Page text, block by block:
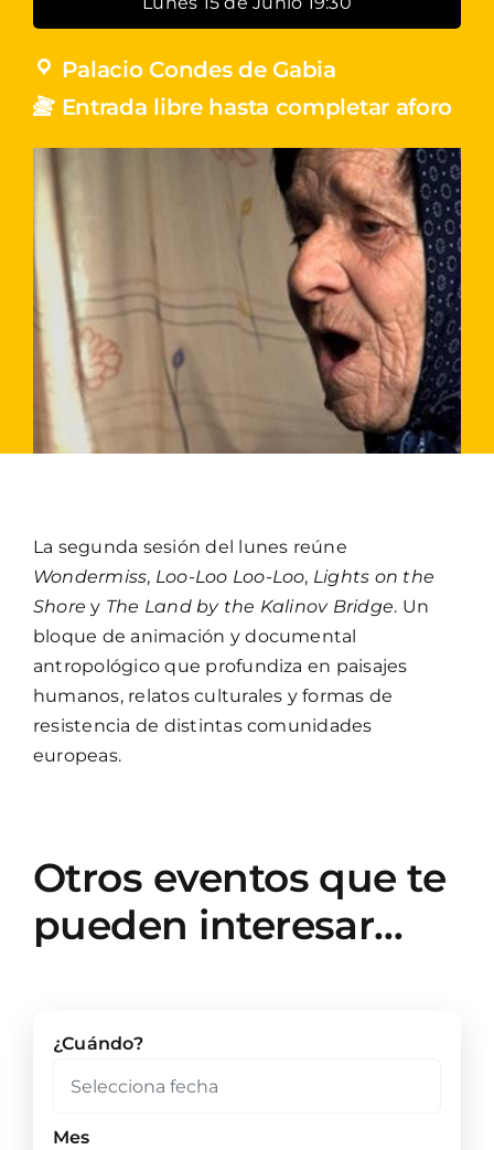
Palacio Condes de Gabia
Entrada libre hasta completar aforo
La segunda sesión del lunes reúne
Wondermiss, Loo-Loo Loo-Loo, Lights on the
Shore y The Land by the Kalinov Bridge. Un
bloque de animación y documental
antropológico que profundiza en paisajes
humanos, relatos culturales y formas de
resistencia de distintas comunidades
europeas.
Otros eventos que te
pueden interesar…
¿Cuándo?
Mes